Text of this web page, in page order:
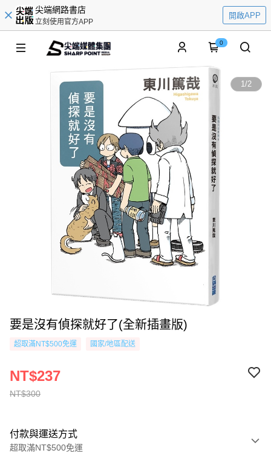
尖端網路書店
立刻使用官方APP
開啟APP
0
1/2
要是沒有偵探就好了(全新插畫版)
超取滿NT$500免運 國家/地區配送
NT$300
NT$237
付款與運送方式
超取滿NT$500免運